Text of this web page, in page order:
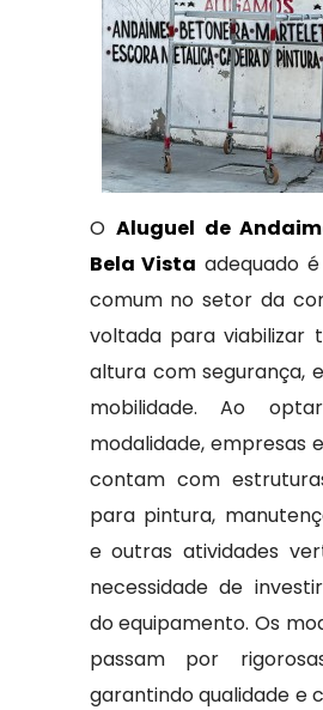
O Aluguel de
Bela Vista adequado
comum no setor da
voltada para viabilizar
altura com segurança,
mobilidade. Ao
modalidade, empresas
contam com
para pintura,
e outras atividades
necessidade de
do equipamento. Os
passam por
garantindo qualidade e